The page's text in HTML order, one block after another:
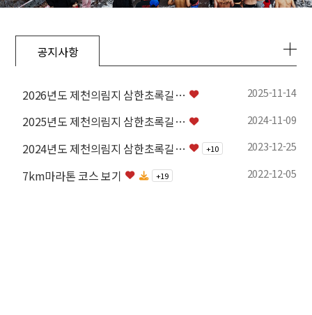
공지사항
2026년도 제천의림지 삼한초록길… 2025-11-14
2025년도 제천의림지 삼한초록길… 2024-11-09
2024년도 제천의림지 삼한초록길… +10 2023-12-25
7km마라톤 코스 보기 +19 2022-12-05